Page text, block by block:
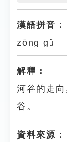
漢語拼音：
zōng gǔ
解釋：
河谷的走
谷。
資料來源：